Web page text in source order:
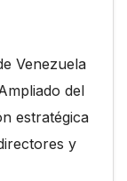
Venezuela
del
estratégica
y